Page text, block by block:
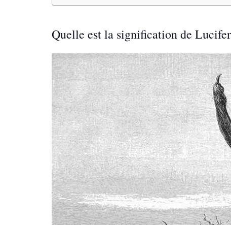
Quelle est la signification de